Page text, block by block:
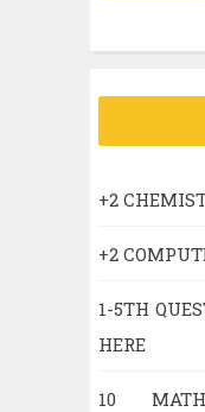
+2
+2
1-5TH
HERE
10